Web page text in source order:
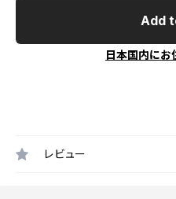
Add
日本国内にお
レビュー